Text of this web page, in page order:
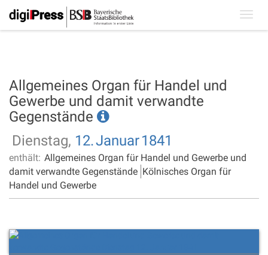
Allgemeines Organ für Handel und
Gewerbe und damit verwandte
Gegenstände
Dienstag, 12.Januar1841
enthält: Allgemeines Organ für Handel und Gewerbe und
damit verwandte Gegenstände Kölnisches Organ für
Handel und Gewerbe